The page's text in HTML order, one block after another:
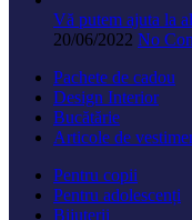
Vă putem ajuta la
20/06/2022 No
Pachete de cadou
Design Interior
Bucătărie
Articole de
Pentru copii
Pentru adolescenți
Bijuterii